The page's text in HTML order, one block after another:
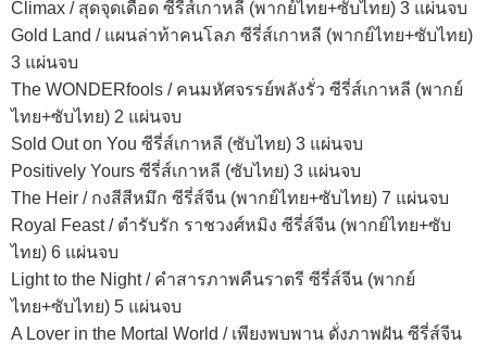
Climax / สุดจุดเดือด ซีรี่ส์เกาหลี (พากย์ไทย+ซับไทย) 3 แผ่นจบ
Gold Land / แผนล่าท้าคนโลภ ซีรี่ส์เกาหลี (พากย์ไทย+ซับไทย)
3 แผ่นจบ
The WONDERfools / คนมหัศจรรย์พลังรั่ว ซีรี่ส์เกาหลี (พากย์
ไทย+ซับไทย) 2 แผ่นจบ
Sold Out on You ซีรี่ส์เกาหลี (ซับไทย) 3 แผ่นจบ
Positively Yours ซีรี่ส์เกาหลี (ซับไทย) 3 แผ่นจบ
The Heir / กงสีสีหมึก ซีรี่ส์จีน (พากย์ไทย+ซับไทย) 7 แผ่นจบ
Royal Feast / ตำรับรัก ราชวงศ์หมิง ซีรี่ส์จีน (พากย์ไทย+ซับ
ไทย) 6 แผ่นจบ
Light to the Night / คำสารภาพคืนราตรี ซีรี่ส์จีน (พากย์
ไทย+ซับไทย) 5 แผ่นจบ
A Lover in the Mortal World / เพียงพบพาน ดั่งภาพฝัน ซีรี่ส์จีน